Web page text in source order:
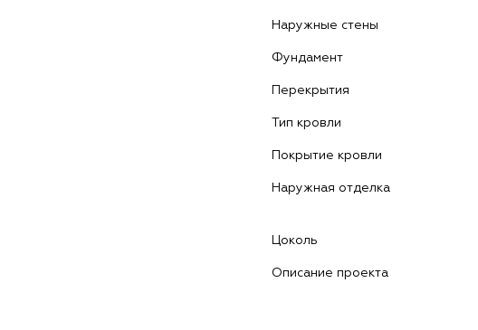
Наружные стены
Фундамент
Перекрытия
Тип кровли
Покрытие кровли
Наружная отделка
Цоколь
Описание проекта